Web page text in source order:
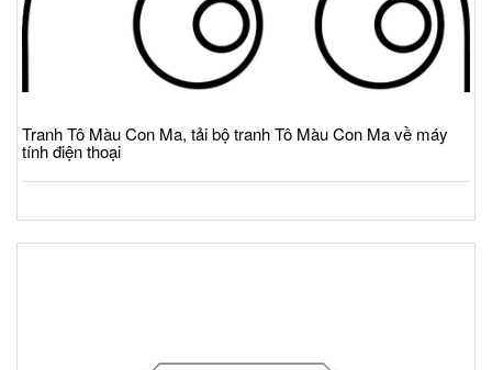
Tranh Tô Màu Con Ma, tải bộ tranh Tô Màu Con Ma về máy
tính điện thoại